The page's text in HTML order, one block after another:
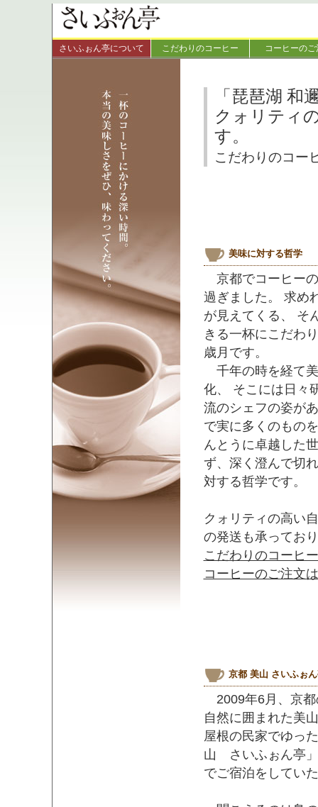
さいふぉん亭について こだわりのコーヒー コーヒーのご
「琵琶湖 和
クォリティ
す。
こだわりのコ
美味に対する哲学
京都でコーヒー
過ぎました。 求め
が見えてくる、 そ
きる一杯にこだわ
歳月です。
千年の時を経て
化、 そこには日々
流のシェフの姿が
で実に多くのもの
んとうに卓越した
ず、深く澄んで切
対する哲学です。
クォリティの高い
の発送も承ってお
こだわりのコーヒ
コーヒーのご注文
京都 美山 さいふぉ
2009年6月、京都
自然に囲まれた美
屋根の民家でゆっ
山 さいふぉん亭」
でご宿泊をしてい